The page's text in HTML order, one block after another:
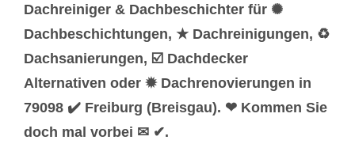
Dachreiniger & Dachbeschichter für ✺
Dachbeschichtungen, ★ Dachreinigungen, ♻
Dachsanierungen, ☑️ Dachdecker
Alternativen oder ✹ Dachrenovierungen in
79098 ✔️ Freiburg (Breisgau). ❤ Kommen Sie
doch mal vorbei ✉ ✔.